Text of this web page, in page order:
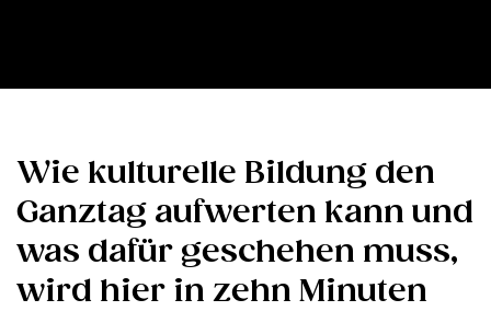
Wie kulturelle Bildung den
Ganztag aufwerten kann und
was dafür geschehen muss,
wird hier in zehn Minuten